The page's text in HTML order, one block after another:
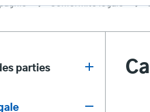
Conformité légale
parties